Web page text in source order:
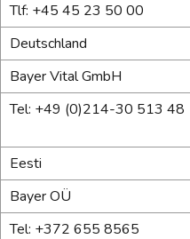
Tlf: +45 45 23 50 00
Deutschland
Bayer Vital GmbH
Tel: +49 (0)214-30 513 48
Eesti
Bayer OÜ
Tel: +372 655 8565